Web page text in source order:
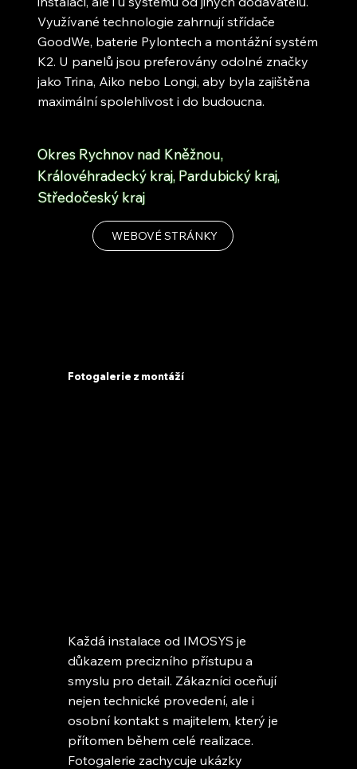
Využívané technologie zahrnují střídače
GoodWe, baterie Pylontech a montážní systém
K2. U panelů jsou preferovány odolné značky
jako Trina, Aiko nebo Longi, aby byla zajištěna
maximální spolehlivost i do budoucna.
Okres Rychnov nad Kněžnou,
Královéhradecký kraj, Pardubický kraj,
Středočeský kraj
WEBOVÉ STRÁNKY
Fotogalerie z montáží
Každá instalace od IMOSYS je
důkazem precizního přístupu a
smyslu pro detail. Zákazníci oceňují
nejen technické provedení, ale i
osobní kontakt s majitelem, který je
přítomen během celé realizace.
Fotogalerie zachycuje ukázky